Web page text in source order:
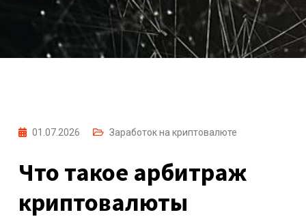
01.07.2026 Заработок на криптовалюте
Что такое арбитраж
криптовалюты